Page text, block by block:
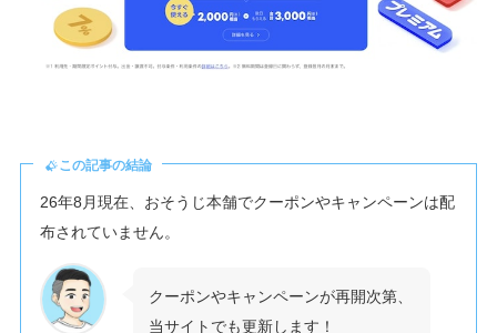
この記事の結論
26年8月現在、おそうじ本舗でクーポンやキャンペーンは配
布されていません。
クーポンやキャンペーンが再開次第、
当サイトでも更新します！